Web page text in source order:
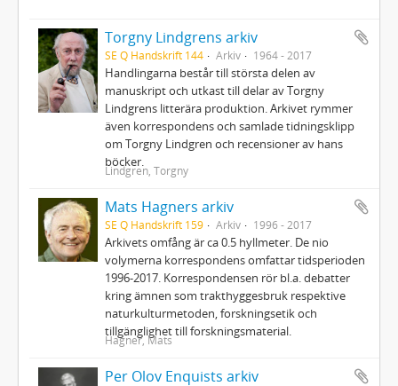
Torgny Lindgrens arkiv
SE Q Handskrift 144 Arkiv 1964 - 2017
Handlingarna består till största delen av
manuskript och utkast till delar av Torgny
Lindgrens litterära produktion. Arkivet rymmer
även korrespondens och samlade tidningsklipp
om Torgny Lindgren och recensioner av hans
böcker.
Lindgren, Torgny
Mats Hagners arkiv
SE Q Handskrift 159 Arkiv 1996 - 2017
Arkivets omfång är ca 0.5 hyllmeter. De nio
volymerna korrespondens omfattar tidsperioden
1996-2017. Korrespondensen rör bl.a. debatter
kring ämnen som trakthyggesbruk respektive
naturkulturmetoden, forskningsetik och
tillgänglighet till forskningsmaterial.
Hagner, Mats
Per Olov Enquists arkiv